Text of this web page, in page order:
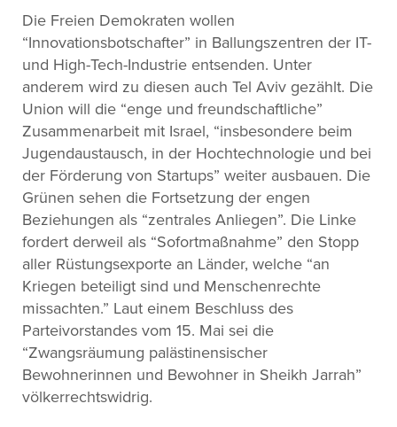
Die Freien Demokraten wollen
“Innovationsbotschafter” in Ballungszentren der IT-
und High-Tech-Industrie entsenden. Unter
anderem wird zu diesen auch Tel Aviv gezählt. Die
Union will die “enge und freundschaftliche”
Zusammenarbeit mit Israel, “insbesondere beim
Jugendaustausch, in der Hochtechnologie und bei
der Förderung von Startups” weiter ausbauen. Die
Grünen sehen die Fortsetzung der engen
Beziehungen als “zentrales Anliegen”. Die Linke
fordert derweil als “Sofortmaßnahme” den Stopp
aller Rüstungsexporte an Länder, welche “an
Kriegen beteiligt sind und Menschenrechte
missachten.” Laut einem Beschluss des
Parteivorstandes vom 15. Mai sei die
“Zwangsräumung palästinensischer
Bewohnerinnen und Bewohner in Sheikh Jarrah”
völkerrechtswidrig.